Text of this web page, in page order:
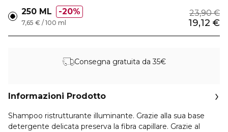
250 ML 20% 23,90 €
19,12 €
7,65 € / 100 ml
Consegna gratuita da 35€
Informazioni Prodotto
Shampoo ristrutturante illuminante. Grazie alla sua base
detergente delicata preserva la fibra capillare. Grazie al